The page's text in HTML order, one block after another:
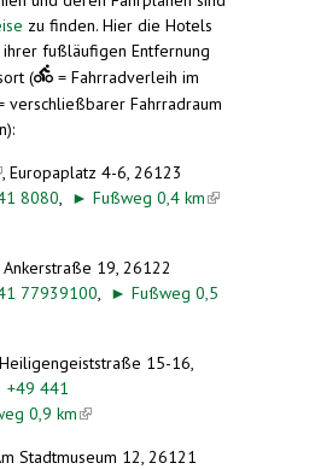
zu finden. Hier die Hotels
fußläufigen Entfernung
(
= Fahrradverleih im
verschließbarer Fahrradraum
:
is external)
, Europaplatz 4-6, 26123
8080, ► Fußweg 0,4 km(link is
is external)
Ankerstraße 19, 26122
77939100, ► Fußweg 0,5
is external)
Heiligengeiststraße 15-16,
+49 441
0,9 km(link is external)
is external)
Stadtmuseum 12, 26121